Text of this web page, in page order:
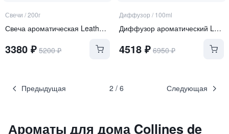
Свечи /200г
Свеча ароматическая Leather & Cade - Juniper (Кожа и Можжевельник)
3380 ₽ 5200₽
Диффузор / 100ml
Диффузор ароматический Leather & Cade- Juniper (Кожа и Можжевельник)
4518₽ 6950₽
Предыдущая 2 / 6 Следующая
Ароматы для дома Collines de